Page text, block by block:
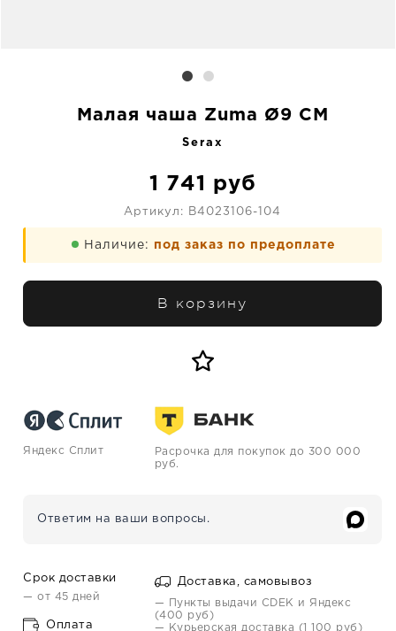
Малая чаша Zuma Ø9 CM
Serax
1 741 руб
Артикул: B4023106-104
Наличие: под заказ по предоплате
В корзину
Яндекс Сплит
Расрочка для покупок до 300 000
руб.
Ответим на ваши вопросы.
Срок доставки
— от 45 дней
Оплата
Доставка, самовывоз
— Пункты выдачи CDEK и Яндекс
(400 руб)
— Курьерская доставка (1 100 руб)